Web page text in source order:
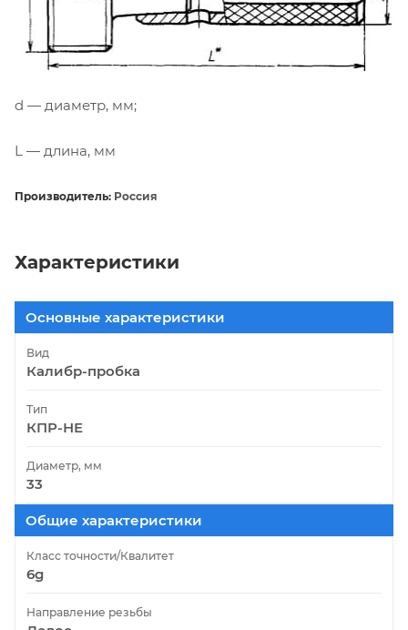
d — диаметр, мм;
L — длина, мм
Производитель: Россия
Характеристики
Основные характеристики
Вид
Калибр-пробка
Тип
КПР-НЕ
Диаметр, мм
33
Общие характеристики
Класс точности/Квалитет
6g
Направление резьбы